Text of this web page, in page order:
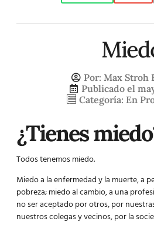
Por: Max Stroh
Publicado el
Categoría: En
¿Tienes
Todos tenemos miedo.
Miedo a la enfermedad y la muerte, a
pobreza; miedo al cambio, a una
no ser aceptado por otros, por
nuestros colegas y vecinos, por la